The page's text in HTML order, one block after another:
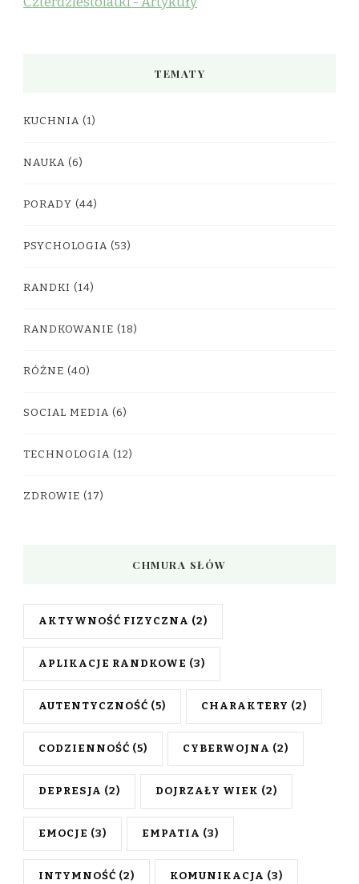
TEMATY
KUCHNIA (1)
NAUKA (6)
PORADY (44)
PSYCHOLOGIA (53)
RANDKI (14)
RANDKOWANIE (18)
RÓŻNE (40)
SOCIAL MEDIA (6)
TECHNOLOGIA (12)
ZDROWIE (17)
CHMURA SŁÓW
AKTYWNOŚĆ FIZYCZNA (2)
APLIKACJE RANDKOWE (3)
AUTENTYCZNOŚĆ (5) CHARAKTERY (2)
CODZIENNOŚĆ (5) CYBERWOJNA (2)
DEPRESJA (2) DOJRZAŁY WIEK (2)
EMOCJE (3) EMPATIA (3)
INTYMNOŚĆ (2) KOMUNIKACJA (3)